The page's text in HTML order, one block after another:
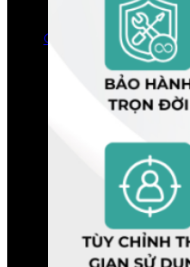
Chưa có
Quay trở lại cửa hàng